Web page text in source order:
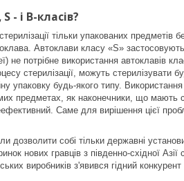
- і B-класів?
тільки упакованих предметів
Автоклави класу «S»
не потрібне використання
стерилізації, можуть стерилізувати
упаковку будь-якого типу.
предметах, як наконечники, що
Саме для вирішення цієї
дозволити собі тільки державні
нових гравців з південно-східної Азії
виробників з'явився гідний конкурент